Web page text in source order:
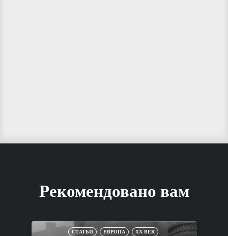
Рекомендовано вам
СТАТЬИ ЕВРОПА XX ВЕК